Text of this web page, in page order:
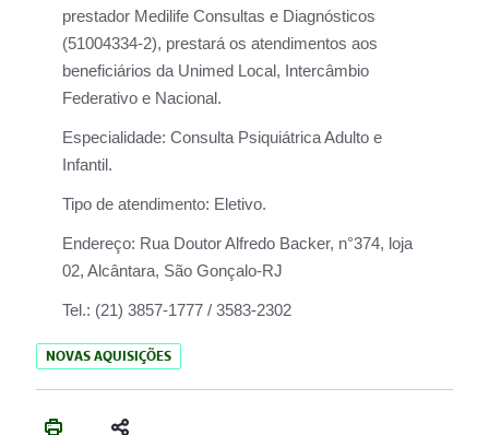
prestador Medilife Consultas e Diagnósticos
(51004334-2), prestará os atendimentos aos
beneficiários da Unimed Local, Intercâmbio
Federativo e Nacional.
Especialidade: Consulta Psiquiátrica Adulto e
Infantil.
Tipo de atendimento: Eletivo.
Endereço: Rua Doutor Alfredo Backer, n°374, loja
02, Alcântara, São Gonçalo-RJ
Tel.: (21) 3857-1777 / 3583-2302
NOVAS AQUISIÇÕES